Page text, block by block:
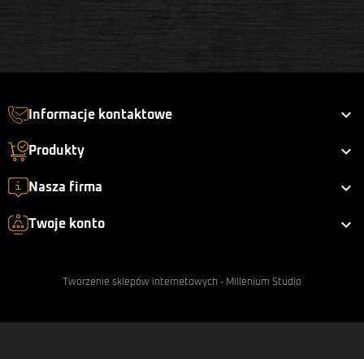
Informacje kontaktowe 
Produkty 
Nasza firma 
Twoje konto 
Tworzenie sklepów internetowych - Millenium Studio